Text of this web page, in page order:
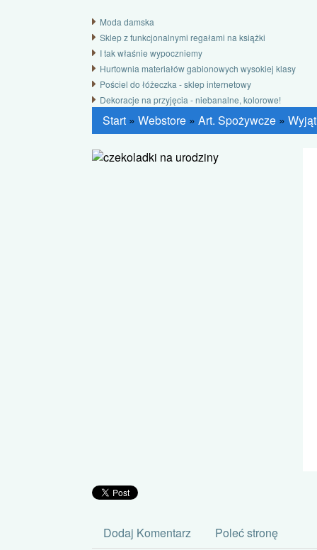
Moda damska
Sklep z funkcjonalnymi regałami na książki
I tak właśnie wypoczniemy
Hurtownia materiałów gabionowych wysokiej klasy
Pościel do łóżeczka - sklep internetowy
Dekoracje na przyjęcia - niebanalne, kolorowe!
Start » Webstore » Art. Spożywcze »
Dodaj Komentarz Poleć stronę